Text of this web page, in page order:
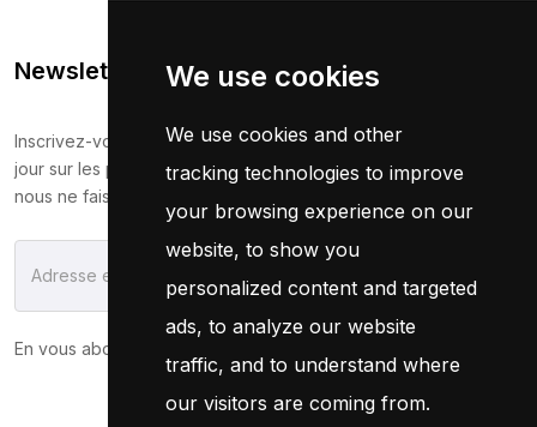
We use cookies
We use cookies and other
tracking technologies to improve
your browsing experience on our
website, to show you
personalized content and targeted
ads, to analyze our website
traffic, and to understand where
our visitors are coming from.
Newsletter
Inscrivez-vous maintenant pour recevoir les dernières mises à
jour sur les promotions et les coupons. Ne vous inquiétez pas,
nous ne faisons pas de spam !
S'Abonner
En vous abonnant, vous acceptez notre